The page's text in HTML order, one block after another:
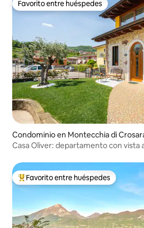
Favorito entre huéspedes
Favorito entre huéspedes
Condominio en Montecchia di
Casa Oliver: departamento con vista
De los mejores en Favorito entre
Favorito entre huéspedes